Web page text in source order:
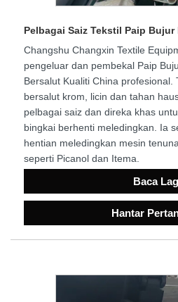
Pelbagai Saiz Tekstil Paip
Changshu Changxin Textile
pengeluar dan pembekal Paip
Bersalut Kualiti China profesional.
bersalut krom, licin dan tahan
pelbagai saiz dan direka khas
bingkai berhenti meledingkan. Ia
hentian meledingkan mesin
seperti Picanol dan Itema.
Baca
Hantar